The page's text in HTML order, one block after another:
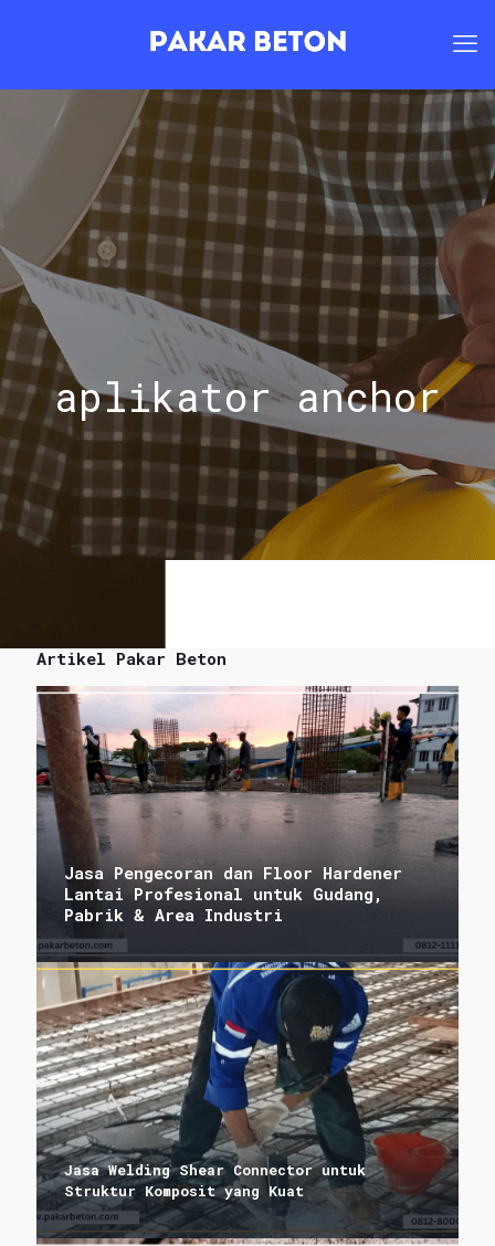
aplikator anchor
Artikel Pakar Beton
Jasa Pengecoran dan Floor Hardener
Lantai Profesional untuk Gudang,
Pabrik & Area Industri
Jasa Welding Shear Connector untuk
Struktur Komposit yang Kuat